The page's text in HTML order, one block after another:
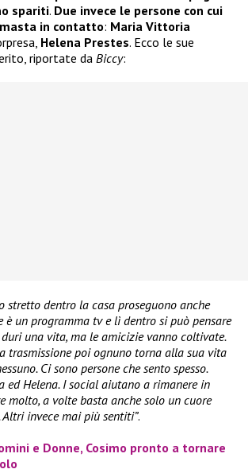
spariti. Due invece le persone con cui
in contatto: Maria Vittoria
Helena Prestes. Ecco le sue
riportate da Biccy:
stretto dentro la casa proseguono anche
è un programma tv e lì dentro si può pensare
una vita, ma le amicizie vanno coltivate.
trasmissione poi ognuno torna alla sua vita
Ci sono persone che sento spesso.
ed Helena. I social aiutano a rimanere in
molto, a volte basta anche solo un cuore
invece mai più sentiti”.
e Donne, Cosimo pronto a tornare